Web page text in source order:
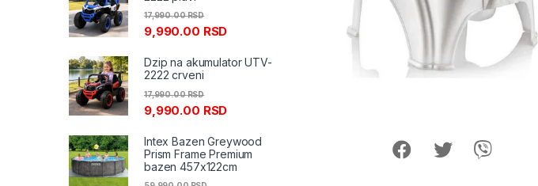
9,990.00 RSD
17,990.00RSD
Dzip na akumulator UTV-
2222 crveni
9,990.00 RSD
17,990.00RSD
Intex Bazen Greywood
Prism Frame Premium
bazen 457x122cm